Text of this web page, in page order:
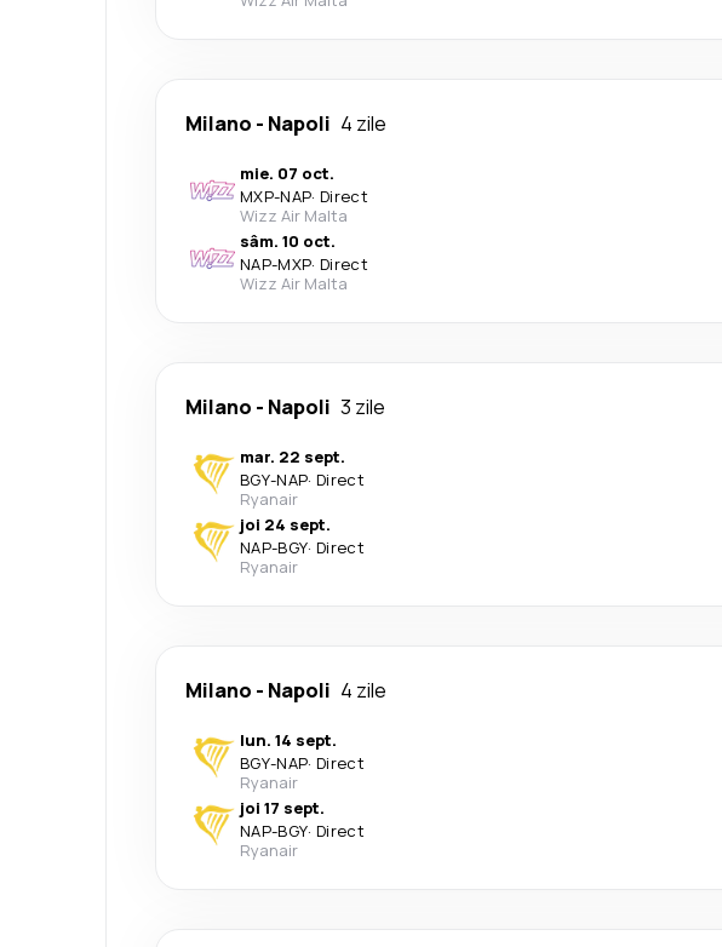
Milano - Napoli 4 zile
mie. 07 oct.
MXP-NAP· Direct
Wizz Air Malta
sâm. 10 oct.
NAP-MXP· Direct
Wizz Air Malta
Milano - Napoli 3 zile
mar. 22 sept.
BGY-NAP· Direct
Ryanair
joi 24 sept.
NAP-BGY· Direct
Ryanair
Milano - Napoli 4 zile
lun. 14 sept.
BGY-NAP· Direct
Ryanair
joi 17 sept.
NAP-BGY· Direct
Ryanair